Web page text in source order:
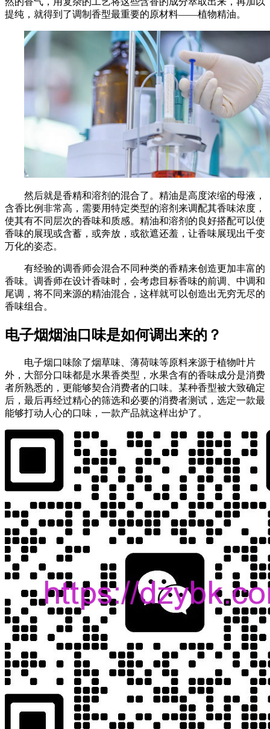
提纯，就得到了调制香型最重要的原材料——植物精油。
然后就是香精和溶剂的混合了。精油是高度浓缩的母液，
含香比例非常高，需要用特定类型的溶剂来调配其香味浓度，
使其有不同层次的香味和质感。精油和溶剂的良好搭配可以使
香味的展现或含蓄，或奔放，或欲遮还羞，让香味展现出千变
万化的姿态。
有经验的调香师会混合不同种类的香精来创造更加丰富的
香味。调香师在设计香味时，会考虑目标香味的前调、中调和
尾调，将不同来源的精油混合，这样就可以创造出无穷无尽的
香味组合。
电子烟烟油口味是如何调出来的？
电子烟口味除了烟草味、薄荷味等原料来源于植物叶片
外，大部分口味都是水果香类型，水果含有的香味成分是消费
者所熟悉的，更能够契合消费者的口味。某种香型被大致确定
后，最后再经过精心的筛选和必要的消费者测试，选定一款最
能够打动人心的口味，一款产品就这样出炉了。